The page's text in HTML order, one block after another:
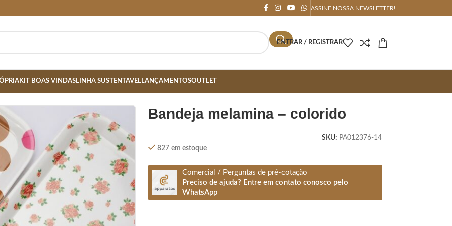
ASSINE NOSSA NEWSLETTER!
ENTRAR / REGISTRAR
KIT BOAS VINDASLINHA SUSTENTAVELLANÇAMENTOSOUTLET
bandeja melamina – colorido
SKU: PA012376-14
827 em estoque
Comercial / Perguntas de pré-cotação
Preciso de ajuda? Entre em contato conosco pelo
WhatsApp